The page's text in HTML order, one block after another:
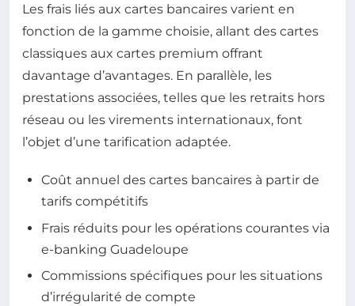
Les frais liés aux cartes bancaires varient en
fonction de la gamme choisie, allant des cartes
classiques aux cartes premium offrant
davantage d’avantages. En parallèle, les
prestations associées, telles que les retraits hors
réseau ou les virements internationaux, font
l’objet d’une tarification adaptée.
Coût annuel des cartes bancaires à partir de
tarifs compétitifs
Frais réduits pour les opérations courantes via
e-banking Guadeloupe
Commissions spécifiques pour les situations
d’irrégularité de compte